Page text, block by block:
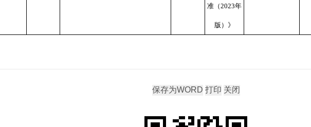
准（2023年
版）》